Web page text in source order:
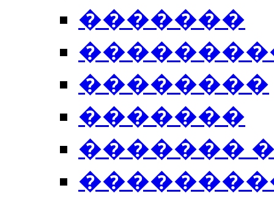
�������
��������
�������
�������